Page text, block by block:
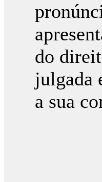
do
julgada
a sua